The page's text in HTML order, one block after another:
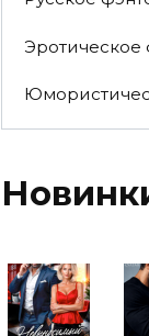
Эротическое